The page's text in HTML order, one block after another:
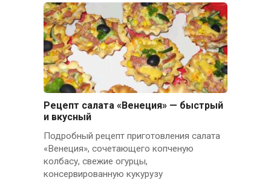
Рецепт салата «Венеция» — быстрый
и вкусный
Подробный рецепт приготовления салата
«Венеция», сочетающего копченую
колбасу, свежие огурцы,
консервированную кукурузу